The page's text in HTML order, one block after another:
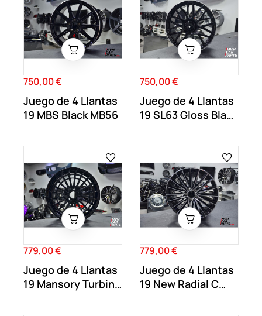
Precio
750,00 €
Juego de 4 Llantas
19 MBS Black MB56
Precio
750,00 €
Juego de 4 Llantas
19 SL63 Gloss Black
Precio
779,00 €
Juego de 4 Llantas
19 Mansory Turbine
Precio
779,00 €
Juego de 4 Llantas
19 New Radial C